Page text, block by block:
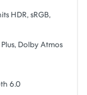
HDR, sRGB,
Dolby Atmos
6.0